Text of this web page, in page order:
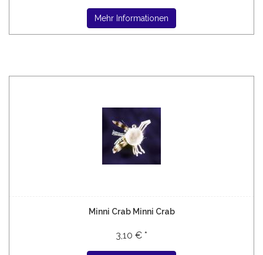
Mehr Informationen
Minni Crab Minni Crab
3,10 € *